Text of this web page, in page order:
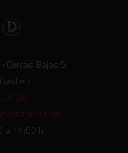
Cercas Bajas 5
46 26
a 14:00 h